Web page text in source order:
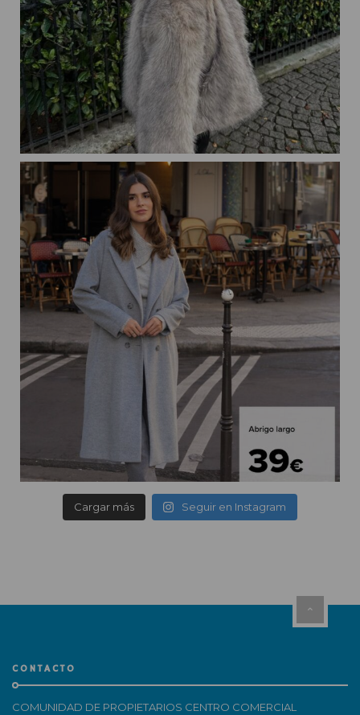
Cargar más Seguir en Instagram
CONTACTO
COMUNIDAD DE PROPIETARIOS CENTRO COMERCIAL